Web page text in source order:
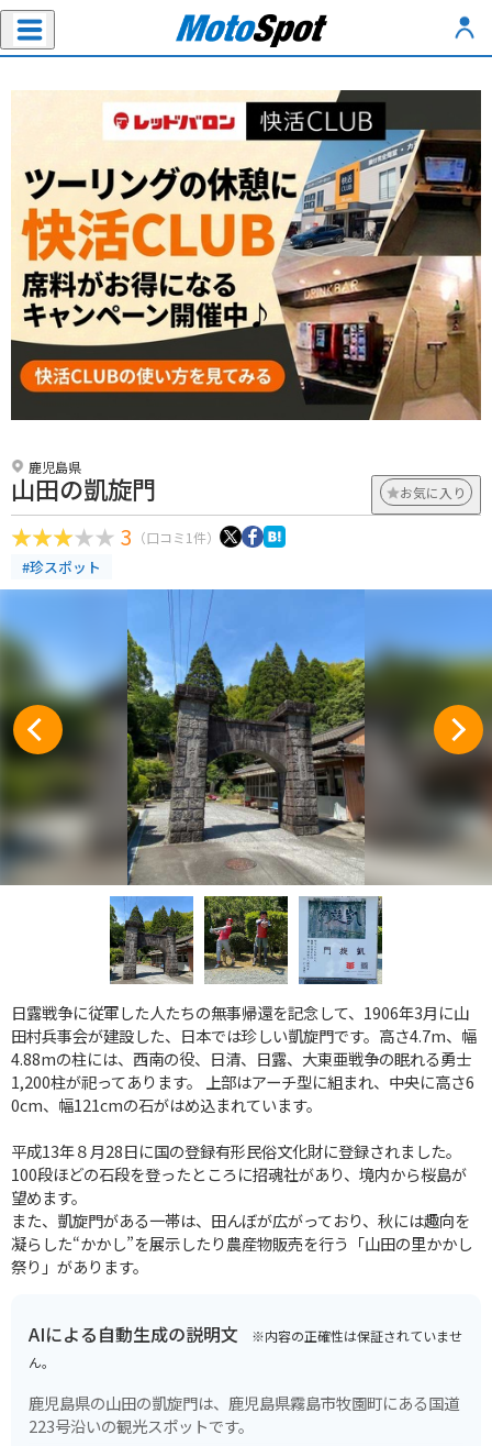
鹿児島県
山田の凱旋門 お気に入り
3 （口コミ1件）
#珍スポット
日露戦争に従軍した人たちの無事帰還を記念して、1906年3月に山
田村兵事会が建設した、日本では珍しい凱旋門です。高さ4.7m、幅
4.88mの柱には、西南の役、日清、日露、大東亜戦争の眠れる勇士
1,200柱が祀ってあります。 上部はアーチ型に組まれ、中央に高さ6
0cm、幅121cmの石がはめ込まれています。
平成13年８月28日に国の登録有形民俗文化財に登録されました。
100段ほどの石段を登ったところに招魂社があり、境内から桜島が
望めます。
また、凱旋門がある一帯は、田んぼが広がっており、秋には趣向を
凝らした“かかし”を展示したり農産物販売を行う「山田の里かかし
祭り」があります。
AIによる自動生成の説明文 ※内容の正確性は保証されていませ
ん。
鹿児島県の山田の凱旋門は、鹿児島県霧島市牧園町にある国道
223号沿いの観光スポットです。